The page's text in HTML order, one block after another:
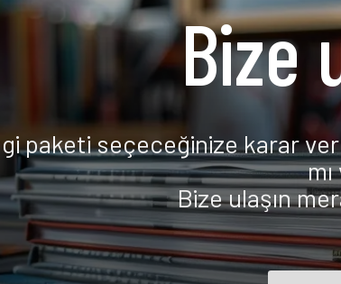
Bize
paketi seçeceğinize karar
Bize ulaşın